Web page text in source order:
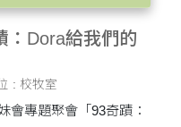
：Dora給我們的
: 校牧室
會專題聚會「93奇蹟：